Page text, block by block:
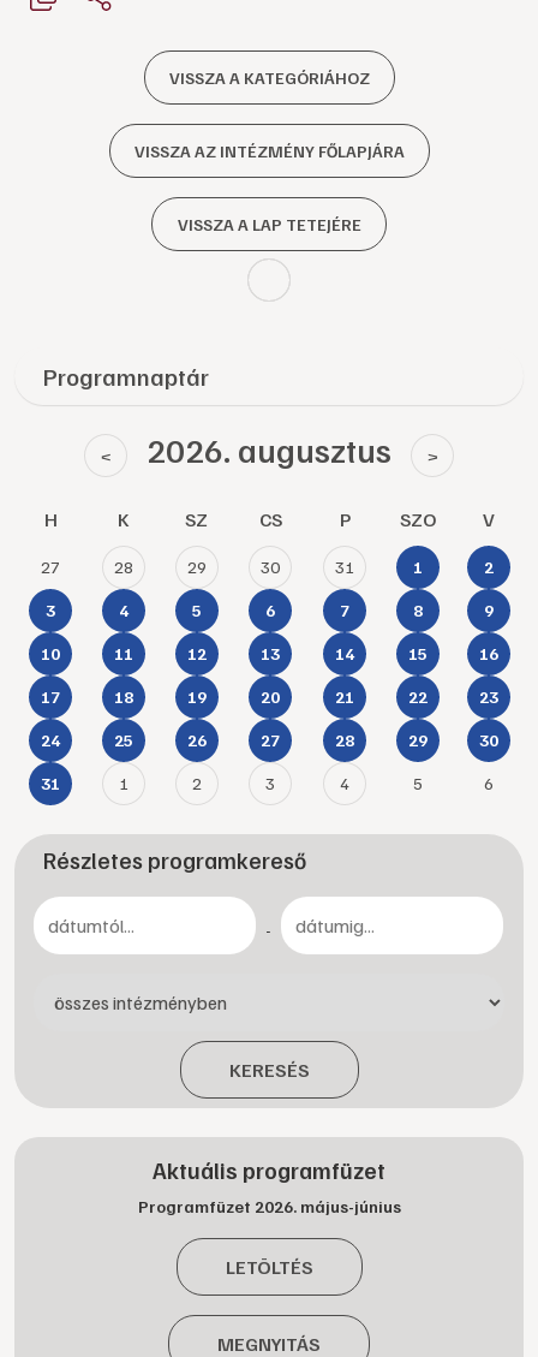
VISSZA A KATEGÓRIÁHOZ
VISSZA AZ INTÉZMÉNY FŐLAPJÁRA
VISSZA A LAP TETEJÉRE
Programnaptár
< 2026. augusztus >
H K SZ CS P SZO V
27 28 29 30 31 1 2
3 4 5 6 7 8 9
10 11 12 13 14 15 16
17 18 19 20 21 22 23
24 25 26 27 28 29 30
31 1 2 3 4 5 6
Részletes programkereső
-
KERESÉS
Aktuális programfüzet
Programfüzet 2026. május-június
LETÖLTÉS
MEGNYITÁS